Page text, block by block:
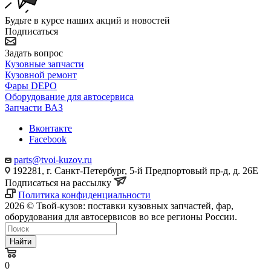
Будьте в курсе наших акций и новостей
Подписаться
Задать вопрос
Кузовные запчасти
Кузовной ремонт
Фары DEPO
Оборудование для автосервиса
Запчасти ВАЗ
Вконтакте
Facebook
parts@tvoi-kuzov.ru
192281, г. Санкт-Петербург, 5-й Предпортовый пр-д, д. 26Е
Подписаться на рассылку
Политика конфиденциальности
2026 © Твой-кузов: поставки кузовных запчастей, фар,
оборудования для автосервисов во все регионы России.
Найти
0